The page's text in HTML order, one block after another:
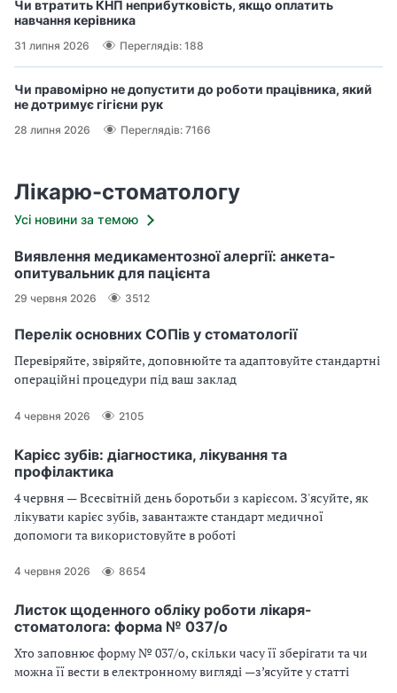
Чи втратить КНП неприбутковість, якщо оплатить
навчання керівника
31 липня 2026 Переглядів: 188
Чи правомірно не допустити до роботи працівника, який
не дотримує гігієни рук
28 липня 2026 Переглядів: 7166
Лікарю-стоматологу
Усі новини за темою
Виявлення медикаментозної алергії: анкета-
опитувальник для пацієнта
29 червня 2026 3512
Перелік основних СОПів у стоматології
Перевіряйте, звіряйте, доповнюйте та адаптовуйте стандартні
операційні процедури під ваш заклад
4 червня 2026 2105
Карієс зубів: діагностика, лікування та
профілактика
4 червня — Всесвітній день боротьби з карієсом. З'ясуйте, як
лікувати карієс зубів, завантажте стандарт медичної
допомоги та використовуйте в роботі
4 червня 2026 8654
Листок щоденного обліку роботи лікаря-
стоматолога: форма № 037/о
Хто заповнює форму № 037/о, скільки часу її зберігати та чи
можна її вести в електронному вигляді —з’ясуйте у статті